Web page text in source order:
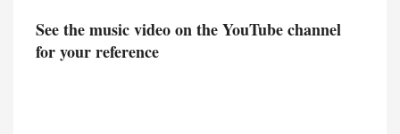
See the music video on the YouTube channel
for your reference